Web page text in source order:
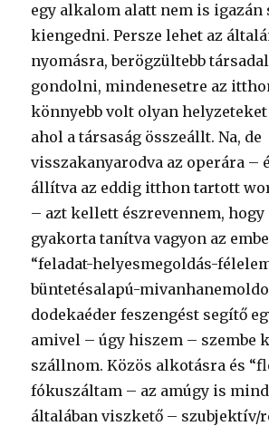
egy alkalom alatt nem is
kiengedni. Persze lehet az
nyomásra, berögzültebb
gondolni, mindenesetre az
könnyebb volt olyan
ahol a társaság összeállt. Na, de
visszakanyarodva az operára –
állítva az eddig itthon tartott
– azt kellett észrevennem, hogy
gyakorta tanítva vagyon az
“feladat-helyesmegoldás-
büntetésalapú-
dodekaéder feszengést segítő
amivel – úgy hiszem – szembe
szállnom. Közös alkotásra és
fókuszáltam – az amúgy is
általában viszkető – szubjektív/